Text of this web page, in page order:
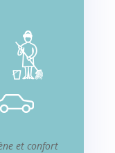
et confort